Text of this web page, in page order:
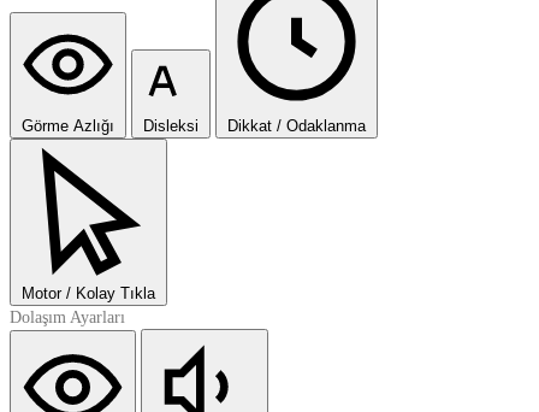
Görme Azlığı Disleksi Dikkat / Odaklanma
Motor / Kolay Tıkla
Dolaşım Ayarları